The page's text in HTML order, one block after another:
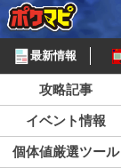
最新情報
攻略記事
イベント情報
個体値厳選ツール